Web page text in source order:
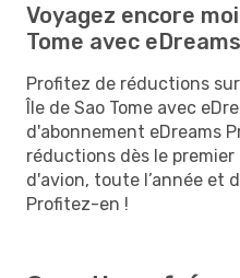
Voyagez encore
Tome avec
Profitez de réductions
Île de Sao Tome avec
d'abonnement eDreams
réductions dès le
d'avion, toute l’année et
Profitez-en !